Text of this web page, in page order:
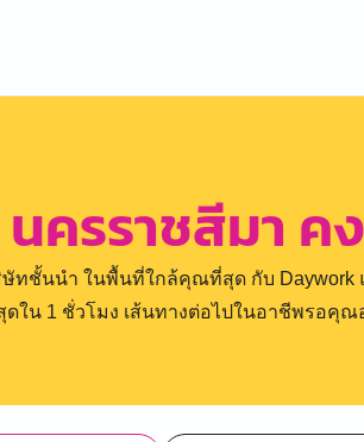
นครราชสีมา ค
ทชั้นนำ ในพื้นที่ใกล้คุณที่สุด กับ
สุดใน 1 ชั่วโมง เส้นทางต่อไปในอาชีพรอคุณ